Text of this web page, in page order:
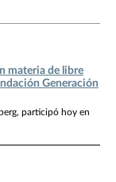
materia de libre
Generación
participó hoy en